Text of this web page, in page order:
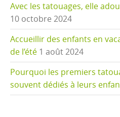
Avec les tatouages, elle
10 octobre 2024
Accueillir des enfants en
de l’été 1 août 2024
Pourquoi les premiers
souvent dédiés à leurs